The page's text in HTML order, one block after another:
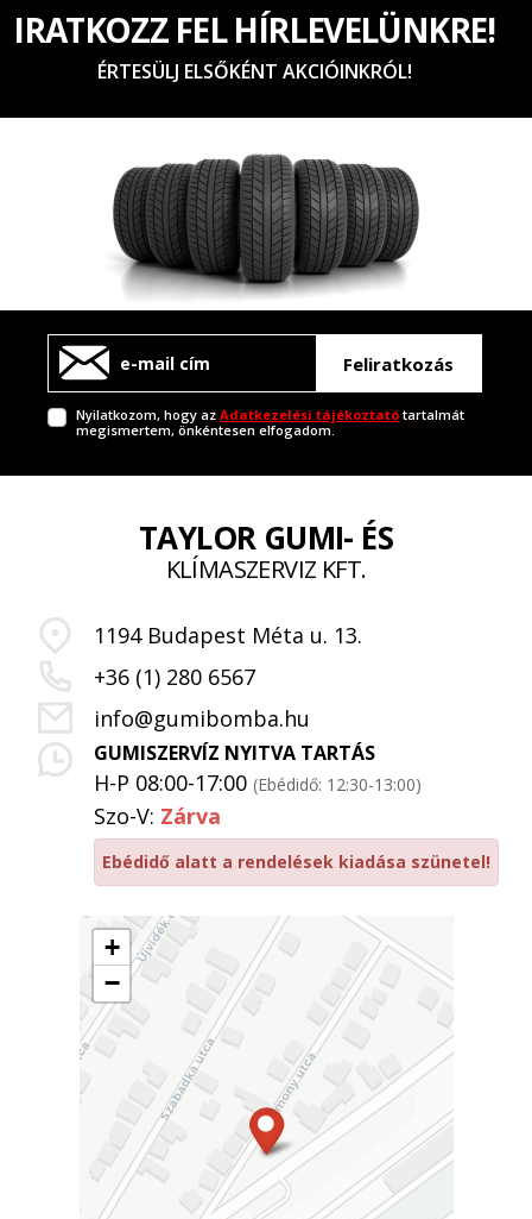
IRATKOZZ FEL HÍRLEVELÜNKRE!
ÉRTESÜLJ ELSŐKÉNT AKCIÓINKRÓL!
Feliratkozás
Nyilatkozom, hogy azAdatkezelési tájékoztató tartalmát
megismertem, önkéntesen elfogadom.
+
−
TAYLOR GUMI- ÉS
KLÍMASZERVIZ KFT.
1194 Budapest Méta u. 13.
+36 (1) 280 6567
info@gumibomba.hu
GUMISZERVÍZ NYITVA TARTÁS
H-P 08:00-17:00 (Ebédidő: 12:30-13:00)
Szo-V: Zárva
Ebédidő alatt a rendelések kiadása szünetel!